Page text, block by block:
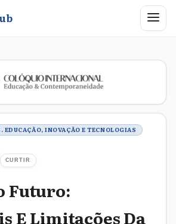
Abrir
trabalho
EDUCAÇÃO, INOVAÇÃO E TECNOLOGIAS
CURTIR
Futuro:
E Limitações Da